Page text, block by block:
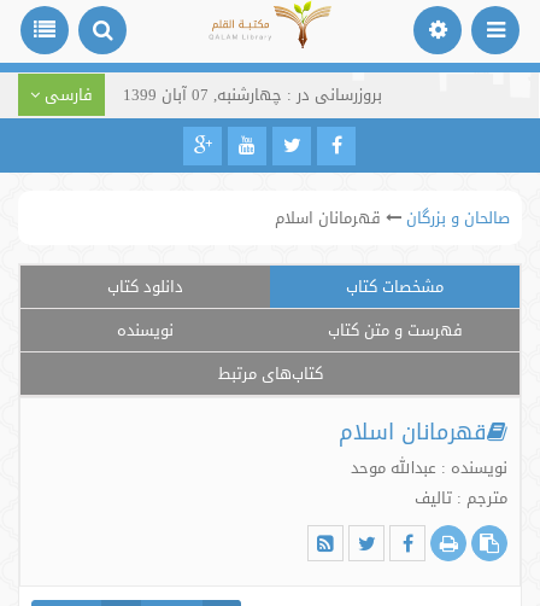
بروزرسانی در : چهارشنبه, 07 آبان 1399 فارسی
صالحان و بزرگان قهرمانان اسلام
مشخصات کتاب
دانلود کتاب
فهرست و متن کتاب
نویسنده
کتاب‌های مرتبط
قهرمانان اسلام
نویسنده : عبدالله موحد
مترجم : تالیف